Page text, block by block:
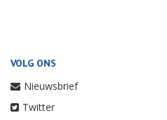
VOLG ONS
Nieuwsbrief
Twitter